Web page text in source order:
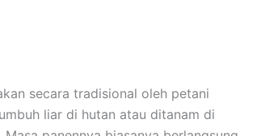
secara tradisional oleh petani
liar di hutan atau ditanam di